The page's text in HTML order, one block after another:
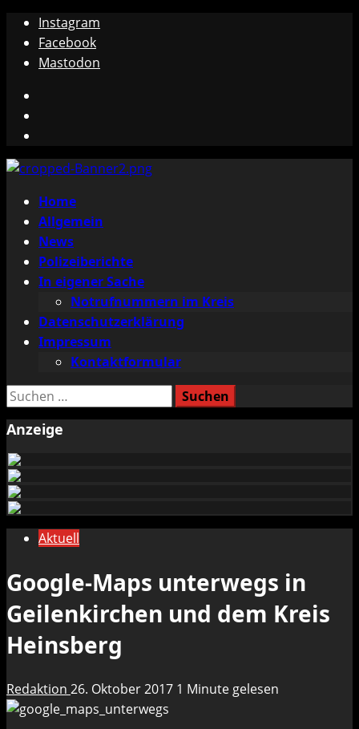
Zum
Inhalt
springen
Instagram
Facebook
Mastodon
Primäres
Menü
Home
Allgemein
News
Polizeiberichte
In eigener Sache
Notrufnummern im Kreis
Datenschutzerklärung
Impressum
Kontaktformular
Suchen
Anzeige
Aktuell
Google-Maps unterwegs in
Geilenkirchen und dem Kreis
Heinsberg
Redaktion 26. Oktober 2017 1 Minute gelesen